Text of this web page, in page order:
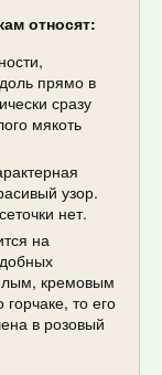
относят:
прямо в
сразу
мякоть
узор.
нет.
на
кремовым
то его
в розовый